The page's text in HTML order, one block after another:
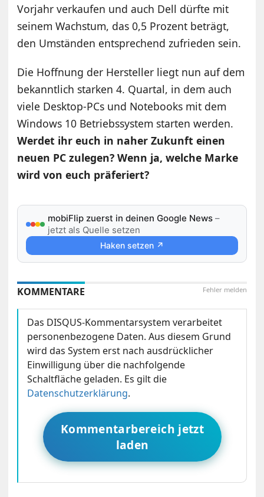
Vorjahr verkaufen und auch Dell dürfte mit
seinem Wachstum, das 0,5 Prozent beträgt,
den Umständen entsprechend zufrieden sein.
Die Hoffnung der Hersteller liegt nun auf dem
bekanntlich starken 4. Quartal, in dem auch
viele Desktop-PCs und Notebooks mit dem
Windows 10 Betriebssystem starten werden.
Werdet ihr euch in naher Zukunft einen
neuen PC zulegen? Wenn ja, welche Marke
wird von euch präferiert?
mobiFlip zuerst in deinen Google News –
jetzt als Quelle setzen
Haken setzen ↗
Fehler melden
KOMMENTARE
Das DISQUS-Kommentarsystem verarbeitet
personenbezogene Daten. Aus diesem Grund
wird das System erst nach ausdrücklicher
Einwilligung über die nachfolgende
Schaltfläche geladen. Es gilt die
Datenschutzerklärung.
Kommentarbereich jetzt
laden